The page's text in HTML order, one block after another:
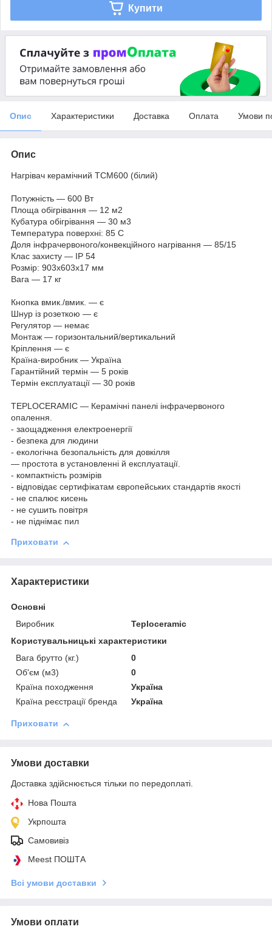
Купити
Опис Характеристики Доставка Оплата Умови
Опис
Нагрівач керамічний ТСМ600 (білий)
Потужність — 600 Вт
Площа обігрівання — 12 м2
Кубатура обігрівання — 30 м3
Температура поверхні: 85 С
Доля інфрачервоного/конвекційного нагрівання — 85/15
Клас захисту — IP 54
Розмір: 903х603х17 мм
Вага — 17 кг
Кнопка вмик./вмик. — є
Шнур із розеткою — є
Регулятор — немає
Монтаж — горизонтальний/вертикальний
Кріплення — є
Країна-виробник — Україна
Гарантійний термін — 5 років
Термін експлуатації — 30 років
TEPLOCERAMIC — Керамічні панелі інфрачервоного
опалення.
- заощадження електроенергії
- безпека для людини
- екологічна безопальність для довкілля
— простота в установленні й експлуатації.
- компактність розмірів
- відповідає сертифікатам європейських стандартів якості
- не спалює кисень
- не сушить повітря
- не піднімає пил
Приховати
Характеристики
Основні
Виробник
Teploceramic
Користувальницькі характеристики
Вага брутто (кг.)
0
Об'єм (м3)
0
Країна походження
Україна
Країна реєстрації бренда
Україна
Приховати
Умови доставки
Доставка здійснюється тільки по передоплаті.
Нова Пошта
Укрпошта
Самовивіз
Meest ПОШТА
Всі умови доставки
Умови оплати